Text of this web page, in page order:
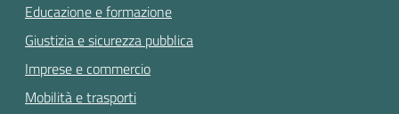
Educazione e formazione
Giustizia e sicurezza pubblica
Imprese e commercio
Mobilità e trasporti